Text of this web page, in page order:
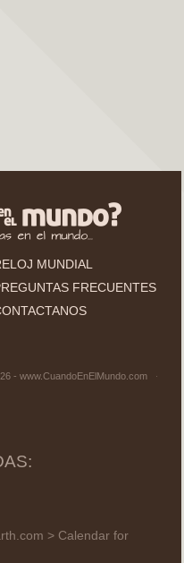
MUNDIAL
FRECUENTES
- www.CuandoEnElMundo.com
> Calendar for